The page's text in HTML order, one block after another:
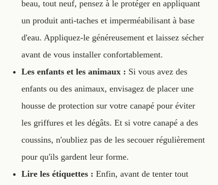
beau, tout neuf, pensez à le protéger en appliquant
un produit anti-taches et imperméabilisant à base
d'eau. Appliquez-le généreusement et laissez sécher
avant de vous installer confortablement.
Les enfants et les animaux : Si vous avez des
enfants ou des animaux, envisagez de placer une
housse de protection sur votre canapé pour éviter
les griffures et les dégâts. Et si votre canapé a des
coussins, n'oubliez pas de les secouer régulièrement
pour qu'ils gardent leur forme.
Lire les étiquettes : Enfin, avant de tenter tout